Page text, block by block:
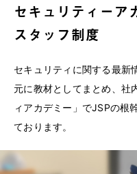
セキュリティーア
スタッフ制度
セキュリティに関する最新
元に教材としてまとめ、社
ィアカデミー」でJSPの根
ております。